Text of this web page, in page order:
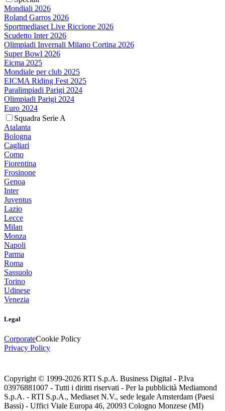
Mondiali 2026
Roland Garros 2026
Sportmediaset Live Riccione 2026
Scudetto Inter 2026
Olimpiadi Invernali Milano Cortina 2026
Super Bowl 2026
Eicma 2025
Mondiale per club 2025
EICMA Riding Fest 2025
Paralimpiadi Parigi 2024
Olimpiadi Parigi 2024
Euro 2024
Squadra Serie A
Atalanta
Bologna
Cagliari
Como
Fiorentina
Frosinone
Genoa
Inter
Juventus
Lazio
Lecce
Milan
Monza
Napoli
Parma
Roma
Sassuolo
Torino
Udinese
Venezia
Legal
CorporateCookie Policy
Privacy Policy
Copyright © 1999-2026 RTI S.p.A. Business Digital - P.Iva
03976881007 - Tutti i diritti riservati - Per la pubblicità Mediamond
S.p.A. - RTI S.p.A., Mediaset N.V., sede legale Amsterdam (Paesi
Bassi) - Uffici Viale Europa 46, 20093 Cologno Monzese (MI)